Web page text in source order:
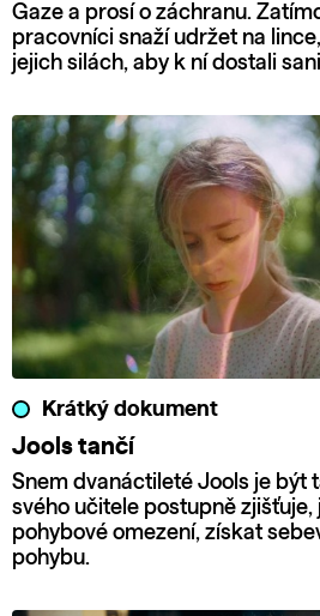
Gaze a prosí o záchranu.
pracovníci snaží udržet na
jejich silách, aby k ní dostali
Krátký dokument
Jools tančí
Snem dvanáctileté Jools je být
svého učitele postupně zjišťuje,
pohybové omezení, získat
pohybu.